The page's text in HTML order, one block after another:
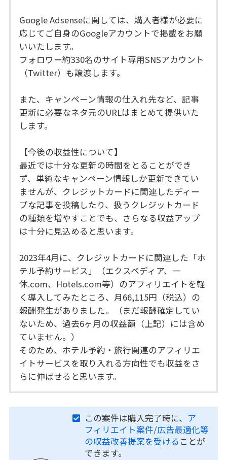
Google Adsenseに関しては、購入者様が必要に
応じてご自身のGoogleアカウントで掲載をお願
いいたします。
フォロワー約330名のサイト専用SNSアカウント
（Twitter）も譲渡します。
また、キャンペーン情報の仕入れ先など、記事
更新に必要なネタ元のURLはまとめて提供いた
します。
【今後の収益性について】
最近では十分な更新の時間をとることができ
ず、単純なキャンペーン情報しか更新できてい
ませんが、クレジットカードに関連したディー
プな記事を投稿したり、扱うクレジットカード
の種類を増やすことでも、さらなる収益アップ
は十分に見込めると思います。
2023年4月に、クレジットカードに関連した「ホ
テル予約サービス」（エクスペディア、一
休.com、Hotels.com等）のアフィリエイトを軽
く導入してみたところ、月66,115円（税込）の
報酬発生がありました。（まだ報酬確定してい
ないため、過去6ヶ月の収益額（上記）には含め
ていません。）
そのため、ホテル予約・旅行関連のアフィリエ
イトサービスを取り入れる方向性でも収益をさ
らに伸ばせると思います。
この案件は購入完了時に、 ア
フィリエイト案件/広告最適化等
の収益改善提案を受ける ことが
できます。